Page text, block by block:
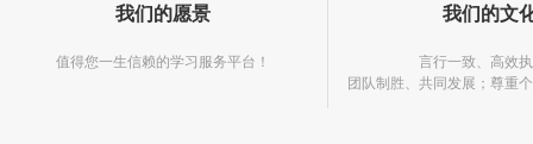
我们的愿景
值得您一生信赖的学习服务平台！
我们的文
言行一致、高效
团队制胜、共同发展；尊重